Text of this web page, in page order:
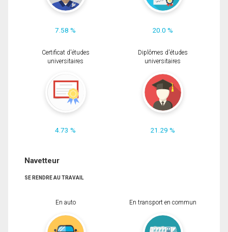
7.58 % 20.0 %
Certificat d'études
universitaires
4.73 %
Diplômes d'études
universitaires
21.29 %
Navetteur
SE RENDRE AU TRAVAIL
En auto En transport en commun